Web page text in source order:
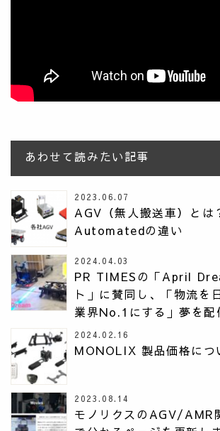
あわせて読みたい記事
2023.06.07
AGV（無人搬送車）と
Automatedの違い
2024.04.03
PR TIMESの「April
ト」に賛同し、「物流を
業界No.1にする」夢を配
2024.02.16
MONOLIX 製品価格につ
2023.08.14
モノリクスのAGV/AMR